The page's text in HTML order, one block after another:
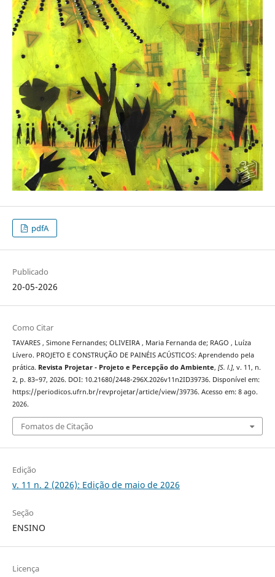
pdfA
Publicado
20-05-2026
Como Citar
TAVARES , Simone Fernandes; OLIVEIRA , Maria Fernanda de; RAGO , Luíza
Lívero. PROJETO E CONSTRUÇÃO DE PAINÉIS ACÚSTICOS: Aprendendo pela
prática. Revista Projetar - Projeto e Percepção do Ambiente, [S. l.], v. 11, n.
2, p. 83–97, 2026. DOI: 10.21680/2448-296X.2026v11n2ID39736. Disponível em:
https://periodicos.ufrn.br/revprojetar/article/view/39736. Acesso em: 8 ago.
2026.
Fomatos de Citação
Edição
v. 11 n. 2 (2026): Edição de maio de 2026
Seção
ENSINO
Licença